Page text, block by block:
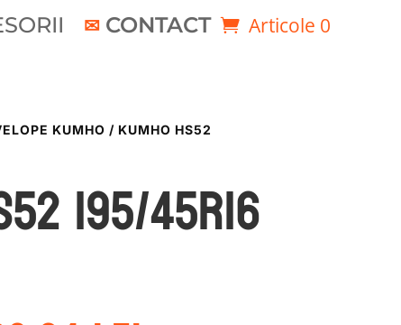
CONTACT Articole 0
KUMHO / KUMHO HS52
195/45R16